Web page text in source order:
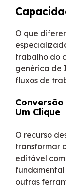
O que
trabalho do
genérica de
fluxos de
Um Clique
O recurso
transformar
editável
outras